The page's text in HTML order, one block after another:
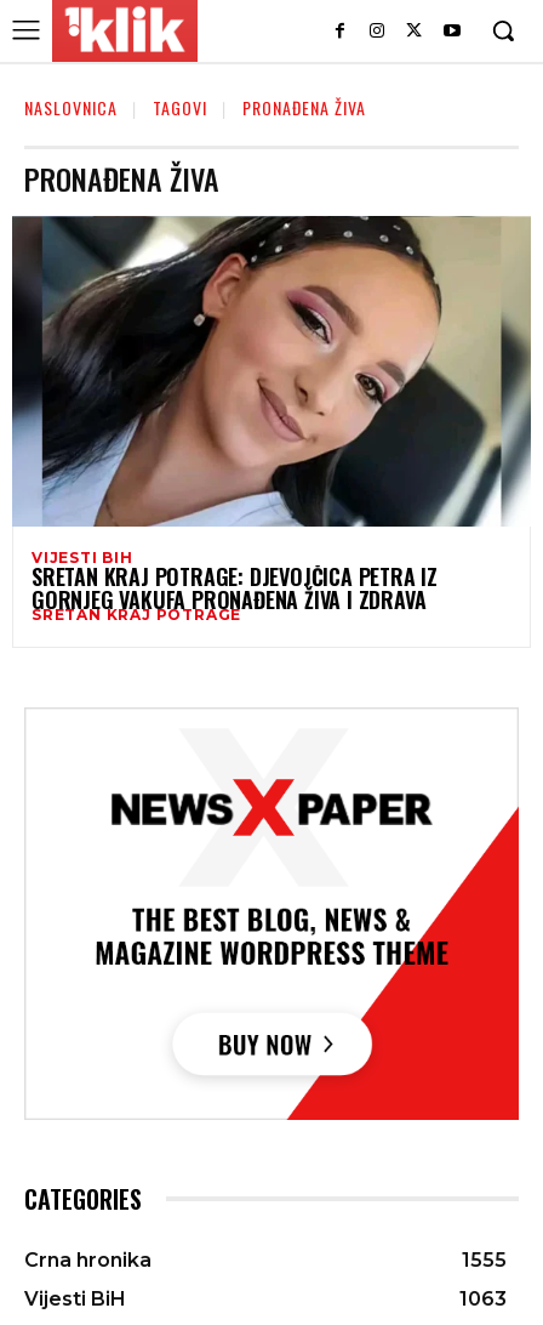
NASLOVNICA TAGOVI PRONAĐENA ŽIVA
PRONAĐENA ŽIVA
VIJESTI BIH
SRETAN KRAJ POTRAGE: DJEVOJČICA PETRA IZ
GORNJEG VAKUFA PRONAĐENA ŽIVA I ZDRAVA
SRETAN KRAJ POTRAGE
CATEGORIES
Crna hronika
1555
Vijesti BiH
1063